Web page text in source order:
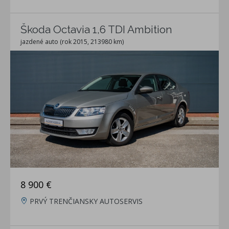
Škoda Octavia 1,6 TDI Ambition
jazdené auto (rok 2015, 213980 km)
8 900 €
PRVÝ TRENČIANSKY AUTOSERVIS